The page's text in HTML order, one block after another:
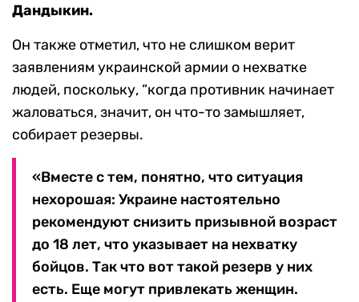
Дандыкин.
Он также отметил, что не слишком верит
заявлениям украинской армии о нехватке
людей, поскольку, “когда противник начинает
жаловаться, значит, он что-то замышляет,
собирает резервы.
«Вместе с тем, понятно, что ситуация
нехорошая: Украине настоятельно
рекомендуют снизить призывной возраст
до 18 лет, что указывает на нехватку
бойцов. Так что вот такой резерв у них
есть. Еще могут привлекать женщин.